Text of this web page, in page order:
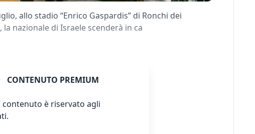
allo stadio “Enrico Gaspardis” di Ronchi dei
nazionale di Israele scenderà in ca
CONTENUTO PREMIUM
contenuto è riservato agli